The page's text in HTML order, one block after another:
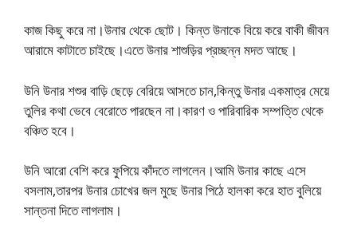
কাজ কিছু করে না।উনার থেকে ছোট। কিন্ত উনাকে বিয়ে করে বাকী জীবন
আরামে কাটাতে চাইছে।এতে উনার শাশুড়ির প্রচ্ছন্ন মদত আছে।
উনি উনার শশুর বাড়ি ছেড়ে বেরিয়ে আসতে চান,কিন্তু উনার একমাত্র মেয়ে
তুলির কথা ভেবে বেরোতে পারছেন না।কারণ ও পারিবারিক সম্পত্তি থেকে
বঞ্চিত হবে।
উনি আরো বেশি করে ফুপিয়ে কাঁদতে লাগলেন।আমি উনার কাছে এসে
বসলাম,তারপর উনার চোখের জল মুছে উনার পিঠে হালকা করে হাত বুলিয়ে
সান্তনা দিতে লাগলাম।